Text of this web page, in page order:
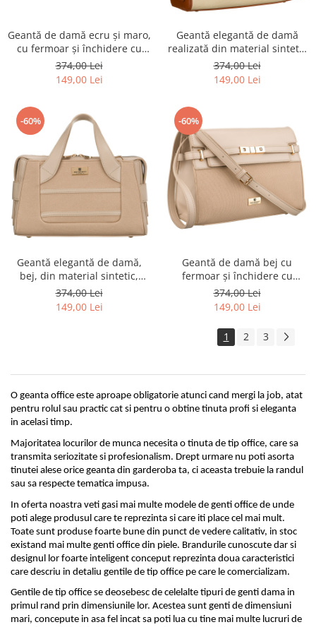
Geantă de damă ecru și maro,
cu fermoar și închidere cu
magnet - Peterson PTR-PTN
KONWALIA ECRU-BR
374,00 Lei
149,00 Lei
Geantă elegantă de damă
realizată din material sintetic
- Peterson PTR-PTN FORSYCJA
ECRU-BR
374,00 Lei
149,00 Lei
-60%
Geantă elegantă de damă,
bej, din material sintetic,
închisă cu fermoar - Peterson
PTR-PTN FORSYCJA BEIGE
374,00 Lei
149,00 Lei
-60%
Geantă de damă bej cu
fermoar și închidere cu
magnet - Peterson PTR-PTN
KONWALIA BEIGE
374,00 Lei
149,00 Lei
1 2 3
O geanta office este aproape obligatorie atunci cand mergi la job, atat
pentru rolul sau practic cat si pentru o obtine tinuta profi si eleganta
in acelasi timp.
Majoritatea locurilor de munca necesita o tinuta de tip office, care sa
transmita seriozitate si profesionalism. Drept urmare nu poti asorta
tinutei alese orice geanta din garderoba ta, ci aceasta trebuie la randul
sau sa respecte tematica impusa.
In oferta noastra veti gasi mai multe modele de genti office de unde
poti alege produsul care te reprezinta si care iti place cel mai mult.
Toate sunt produse foarte bune din punct de vedere calitativ, in stoc
existand mai multe genti office din piele. Brandurile cunoscute dar si
designul lor foarte inteligent conceput reprezinta doua caracteristici
care descriu in detaliu gentile de tip office pe care le comercializam.
Gentile de tip office se deosebesc de celelalte tipuri de genti dama in
primul rand prin dimensiunile lor. Acestea sunt genti de dimensiuni
mari, concepute in asa fel incat sa poti lua cu tine mai multe lucruri de